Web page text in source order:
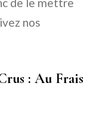
de le mettre
nos
: Au Frais